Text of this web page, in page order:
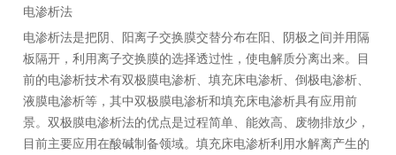
电渗析法
电渗析法是把阴、阳离子交换膜交替分布在阳、阴极之间并用隔
板隔开，利用离子交换膜的选择透过性，使电解质分离出来。目
前的电渗析技术有双极膜电渗析、填充床电渗析、倒极电渗析、
液膜电渗析等，其中双极膜电渗析和填充床电渗析具有应用前
景。双极膜电渗析法的优点是过程简单、能效高、废物排放少，
目前主要应用在酸碱制备领域。填充床电渗析利用水解离产生的